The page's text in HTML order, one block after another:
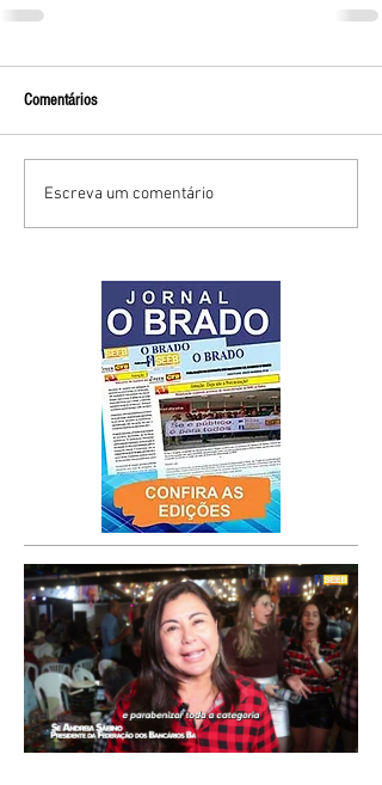
Comentários
Escreva um comentário